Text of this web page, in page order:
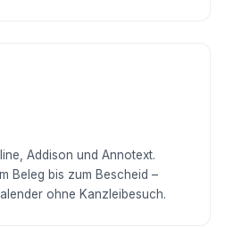
Addison und Annotext.
Beleg bis zum Bescheid –
ohne Kanzleibesuch.